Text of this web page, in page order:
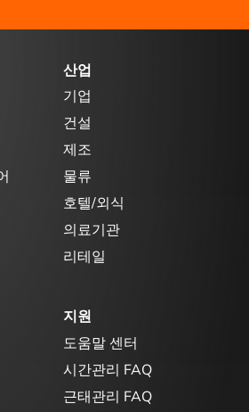
산업
기업
건설
제조
물류
호텔/외식
의료기관
리테일
지원
도움말 센터
시간관리 FAQ
근태관리 FAQ